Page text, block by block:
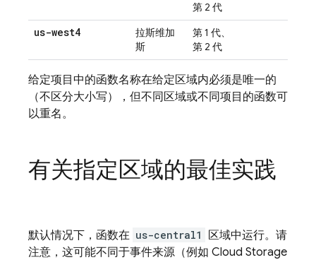
第 2 代
us-west4
拉斯维加
斯
第 1 代、
第 2 代
给定项目中的函数名称在给定区域内必须是唯一的
（不区分大小写），但不同区域或不同项目的函数可
以重名。
有关指定区域的最佳实践
默认情况下，函数在 us-central1
区域中运行。请
注意，这可能不同于事件来源（例如 Cloud Storage